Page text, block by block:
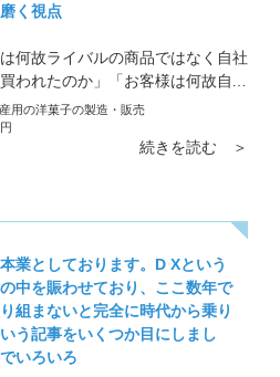
く視点
は何故ライバルの商品ではなく自社
われたのか」「お客様は何故自社
なくライバルの商品を買われたの
由一つ一つが磨くべき商品です。
用の洋菓子の製造・販売
続きを読む ＞
業としております。D Xという
中を賑わせており、ここ数年で
組まないと完全に時代から乗り
う記事をいくつか目にしまし
いろいろ